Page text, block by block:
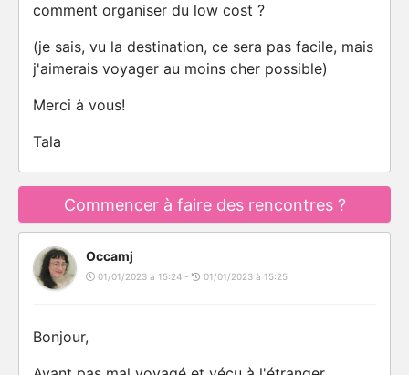
comment organiser du low cost ?
(je sais, vu la destination, ce sera pas facile, mais
j'aimerais voyager au moins cher possible)
Merci à vous!
Tala
Commencer à faire des rencontres ?
Occamj
01/01/2023 à 15:24 - 01/01/2023 à 15:25
Bonjour,